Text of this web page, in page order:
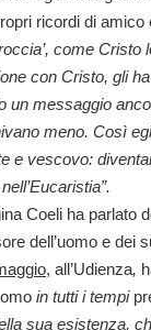
ricordi di
come
con Cristo, gli
un messaggio
meno. Così
e vescovo:
Coeli ha parlato
dell’uomo e dei
, all’Udienza,
in tutti i tempi
sua esistenza,